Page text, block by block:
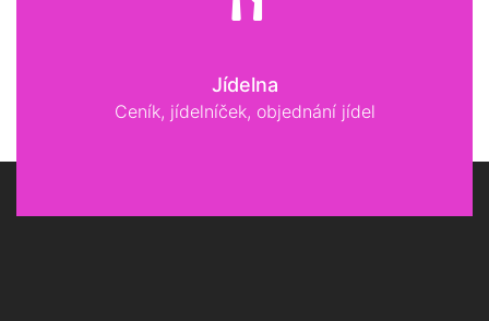
Jídelna
Ceník, jídelníček, objednání jídel